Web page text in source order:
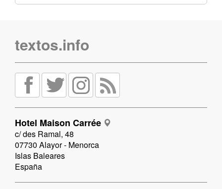
textos.info
Hotel Maison Carrée
c/ des Ramal, 48
07730 Alayor - Menorca
Islas Baleares
España